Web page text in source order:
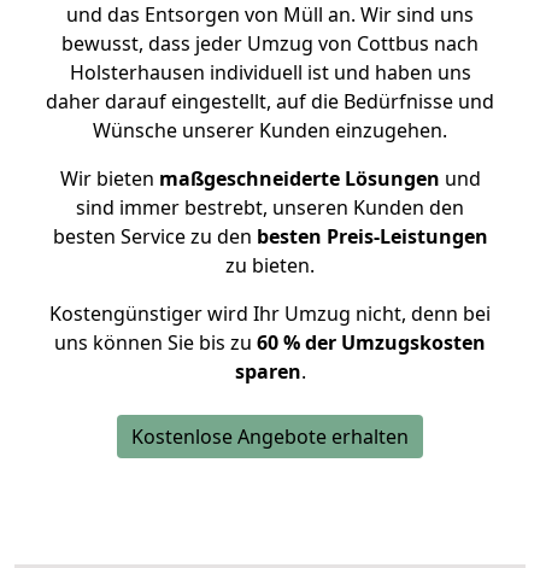
und das Entsorgen von Müll an. Wir sind uns
bewusst, dass jeder Umzug von Cottbus nach
Holsterhausen individuell ist und haben uns
daher darauf eingestellt, auf die Bedürfnisse und
Wünsche unserer Kunden einzugehen.
Wir bieten maßgeschneiderte Lösungen und
sind immer bestrebt, unseren Kunden den
besten Service zu den besten Preis-Leistungen
zu bieten.
Kostengünstiger wird Ihr Umzug nicht, denn bei
uns können Sie bis zu 60 % der Umzugskosten
sparen.
Kostenlose Angebote erhalten